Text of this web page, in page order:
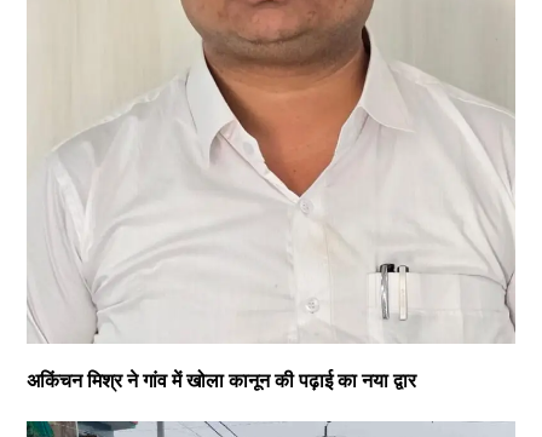
अकिंचन मिश्र ने गांव में खोला कानून की पढ़ाई का नया द्वार